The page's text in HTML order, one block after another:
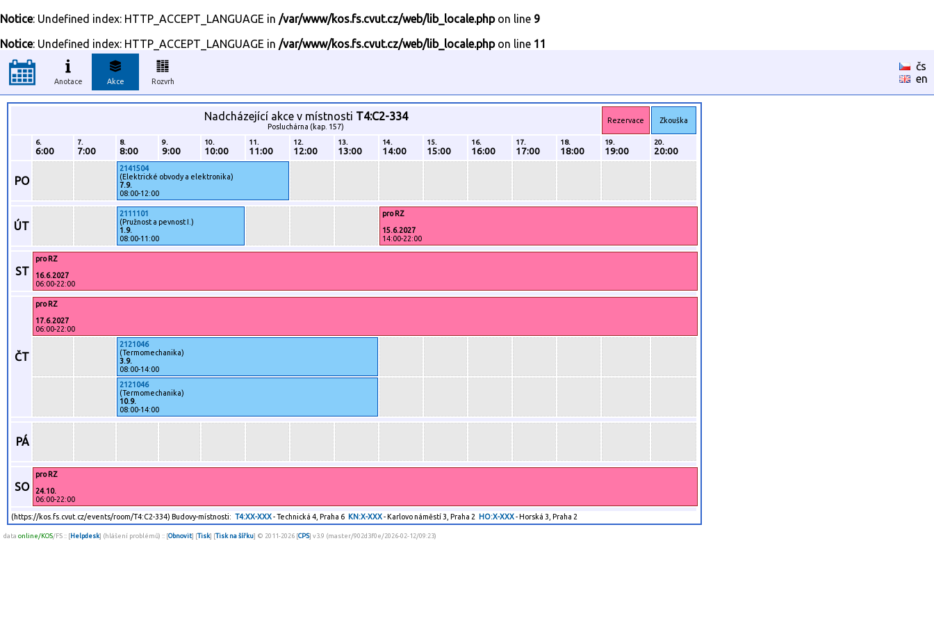
Notice: Undefined index: HTTP_ACCEPT_LANGUAGE in /var/www/kos.fs.cvut.cz/web/lib_locale.phpon line 9
Notice: Undefined index: HTTP_ACCEPT_LANGUAGE in /var/www/kos.fs.cvut.cz/web/lib_locale.phpon line 11
Anotace Akce Rozvrh
čs
en
Nadcházející akce v místnosti T4:C2-334
Posluchárna (kap. 157)
Rezervace Zkouška
6.
6:00
7.
7:00
8.
8:00
9.
9:00
10.
10:00
11.
11:00
12.
12:00
13.
13:00
14.
14:00
15.
15:00
16.
16:00
17.
17:00
18.
18:00
19.
19:00
20.
20:00
PO
2141504
(Elektrické obvody a elektronika)
7.9.
08:00-12:00
ÚT
2111101
(Pružnost a pevnost I.)
1.9.
08:00-11:00
pro RZ
15.6.2027
14:00-22:00
ST
pro RZ
16.6.2027
06:00-22:00
ČT
pro RZ
17.6.2027
06:00-22:00
2121046
(Termomechanika)
3.9.
08:00-14:00
2121046
(Termomechanika)
10.9.
08:00-14:00
PÁ
SO
pro RZ
24.10.
06:00-22:00
(https://kos.fs.cvut.cz/events/room/T4:C2-334) Budovy-místnosti: T4:XX-XXX- Technická 4, Praha 6 KN:X-XXX- Karlovo náměstí 3, Praha 2 HO:X-XXX- Horská 3, Praha 2
data online/KOS/FS :: [Helpdesk] (hlášení problémů) :: [Obnovit] [Tisk] [Tisk na šířku] © 2011-2026 [CPS] v3.9 (master/902d3f0e/2026-02-12/09:23)